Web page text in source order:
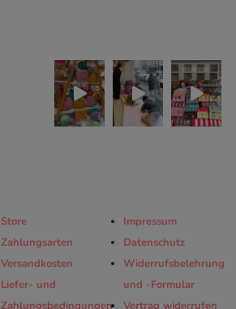
Store
Zahlungsarten
Versandkosten
Liefer- und
Zahlungsbedingungen
Impressum
Datenschutz
Widerrufsbelehrung
und -Formular
Vertrag widerrufen